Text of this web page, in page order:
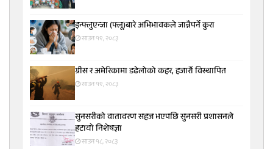
इन्फ्लुएन्जा (फ्लू)बारे अभिभावकले जान्नैपर्ने कुरा
साउन १९, २०८३
ग्रीस र अमेरिकामा डढेलोको कहर, हजारौं विस्थापित
साउन १९, २०८३
सुनसरीकाे वातावरण सहज भएपछि सुनसरी प्रशासनले
हटायाे निशेषज्ञा
साउन १८, २०८३